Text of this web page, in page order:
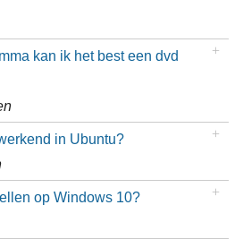
kan ik het best een dvd
in Ubuntu?
op Windows 10?